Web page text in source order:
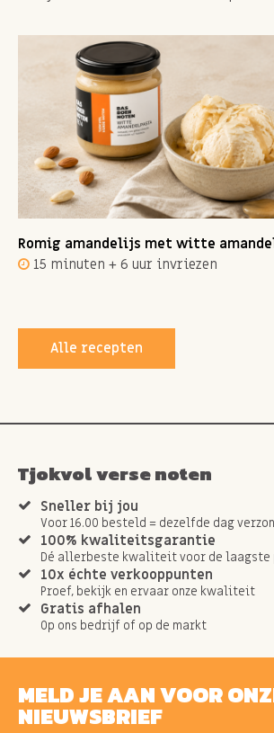
Romig amandelijs met witte
15 minuten + 6 uur invriezen
Alle recepten
Tjokvol verse noten
Sneller bij jou
Voor 16.00 besteld = dezelfde dag
100% kwaliteitsgarantie
Dé allerbeste kwaliteit voor de laagste
10x échte verkooppunten
Proef, bekijk en ervaar onze kwaliteit
Gratis afhalen
Op ons bedrijf of op de markt
MELD JE AAN VOOR
NIEUWSBRIEF